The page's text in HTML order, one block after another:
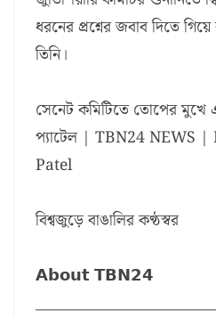
ধরনের প্রশ্নের জবাব দিতে
তিনি।
সেনেট কমিটিতে তোপের মুখে
প্যাটেল | TBN24 NEWS
Patel
বিশ্বজুড়ে বাঙালির কণ্ঠস্বর
𝗔𝗯𝗼𝘂𝘁 𝗧𝗕𝗡𝟮𝟰